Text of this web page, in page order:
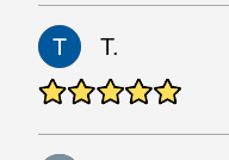
T.